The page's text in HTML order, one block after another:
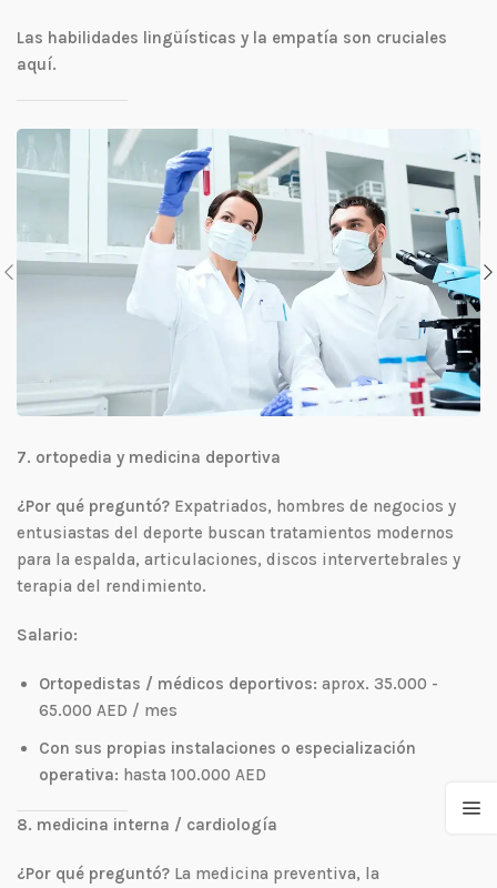
Las habilidades lingüísticas y la empatía son cruciales
aquí.
7. ortopedia y medicina deportiva
¿Por qué preguntó? Expatriados, hombres de negocios y
entusiastas del deporte buscan tratamientos modernos
para la espalda, articulaciones, discos intervertebrales y
terapia del rendimiento.
Salario:
Ortopedistas / médicos deportivos: aprox. 35.000 -
65.000 AED / mes
Con sus propias instalaciones o especialización
operativa: hasta 100.000 AED
8. medicina interna / cardiología
¿Por qué preguntó? La medicina preventiva, la